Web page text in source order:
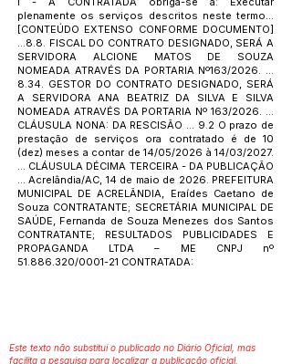
plenamente os serviços descritos neste termo...
[CONTEÚDO EXTENSO CONFORME DOCUMENTO]
...8.8. FISCAL DO CONTRATO DESIGNADO, SERÁ A
SERVIDORA ALCIONE MATOS DE SOUZA
NOMEADA ATRAVÉS DA PORTARIA Nº163/2026. ...
8.34. GESTOR DO CONTRATO DESIGNADO, SERÁ
A SERVIDORA ANA BEATRIZ DA SILVA E SILVA
NOMEADA ATRAVÉS DA PORTARIA Nº 163/2026. ...
CLÁUSULA NONA: DA RESCISÃO ... 9.2 O prazo de
prestação de serviços ora contratado é de 10
(dez) meses a contar de 14/05/2026 à 14/03/2027.
... CLÁUSULA DÉCIMA TERCEIRA - DA PUBLICAÇÃO
... Acrelândia/AC, 14 de maio de 2026. PREFEITURA
MUNICIPAL DE ACRELÂNDIA, Eraídes Caetano de
Souza CONTRATANTE; SECRETÁRIA MUNICIPAL DE
SAÚDE, Fernanda de Souza Menezes dos Santos
CONTRATANTE; RESULTADOS PUBLICIDADES E
PROPAGANDA LTDA – ME CNPJ nº
51.886.320/0001-21 CONTRATADA:
Este texto não substitui o publicado no Diário Oficial, mas
facilita a pesquisa para localizar a publicação oficial.